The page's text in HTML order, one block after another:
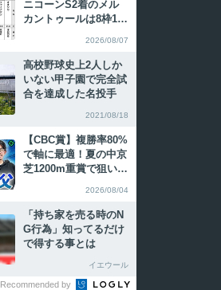
ニコーンS2着のメル
カントゥールは8枠12
8枠11番
2026/08/07
高校野球史上2人しか
いない甲子園で完全試
合を達成した名投手
2021/08/18
【CBC賞】複勝率80%
で軸に最適！夏の中京
芝1200m重賞で狙いた
2026/08/04
「持ち家を売る時のN
G行為」知ってるだけ
で得する事とは
イエウール
Recommended by